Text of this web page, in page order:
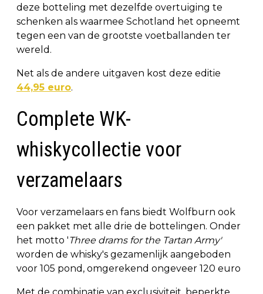
deze botteling met dezelfde overtuiging te
schenken als waarmee Schotland het opneemt
tegen een van de grootste voetballanden ter
wereld.
Net als de andere uitgaven kost deze editie
44,95 euro.
Complete WK-
whiskycollectie voor
verzamelaars
Voor verzamelaars en fans biedt Wolfburn ook
een pakket met alle drie de bottelingen. Onder
het motto 'Three drams for the Tartan Army'
worden de whisky's gezamenlijk aangeboden
voor 105 pond, omgerekend ongeveer 120 euro
Met de combinatie van exclusiviteit, beperkte